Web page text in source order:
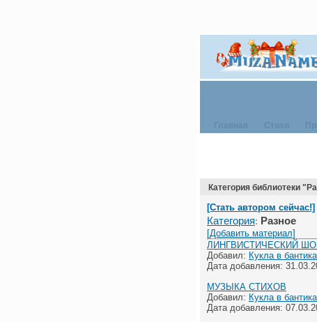
Категория библиотеки
[Стать автором сейчас!]
Категория: Разное
[Добавить материал]
ЛИНГВИСТИЧЕСКИЙ
Добавил: Кукла в
Дата добавления:
МУЗЫКА СТИХОВ
Добавил: Кукла в
Дата добавления: